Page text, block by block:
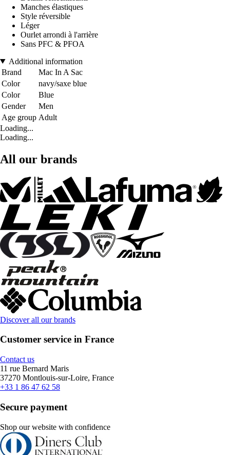
Manches élastiques
Style réversible
Léger
Ourlet arrondi à l'arrière
Sans PFC & PFOA
Additional information
Brand
Mac In A Sac
Color
navy/saxe blue
Color
Blue
Gender
Men
Age group Adult
Loading...
Loading...
All our brands
Discover all our brands
Customer service in France
Contact us
11 rue Bernard Maris
37270 Montlouis-sur-Loire, France
+33 1 86 47 62 58
Secure payment
Shop our website with confidence